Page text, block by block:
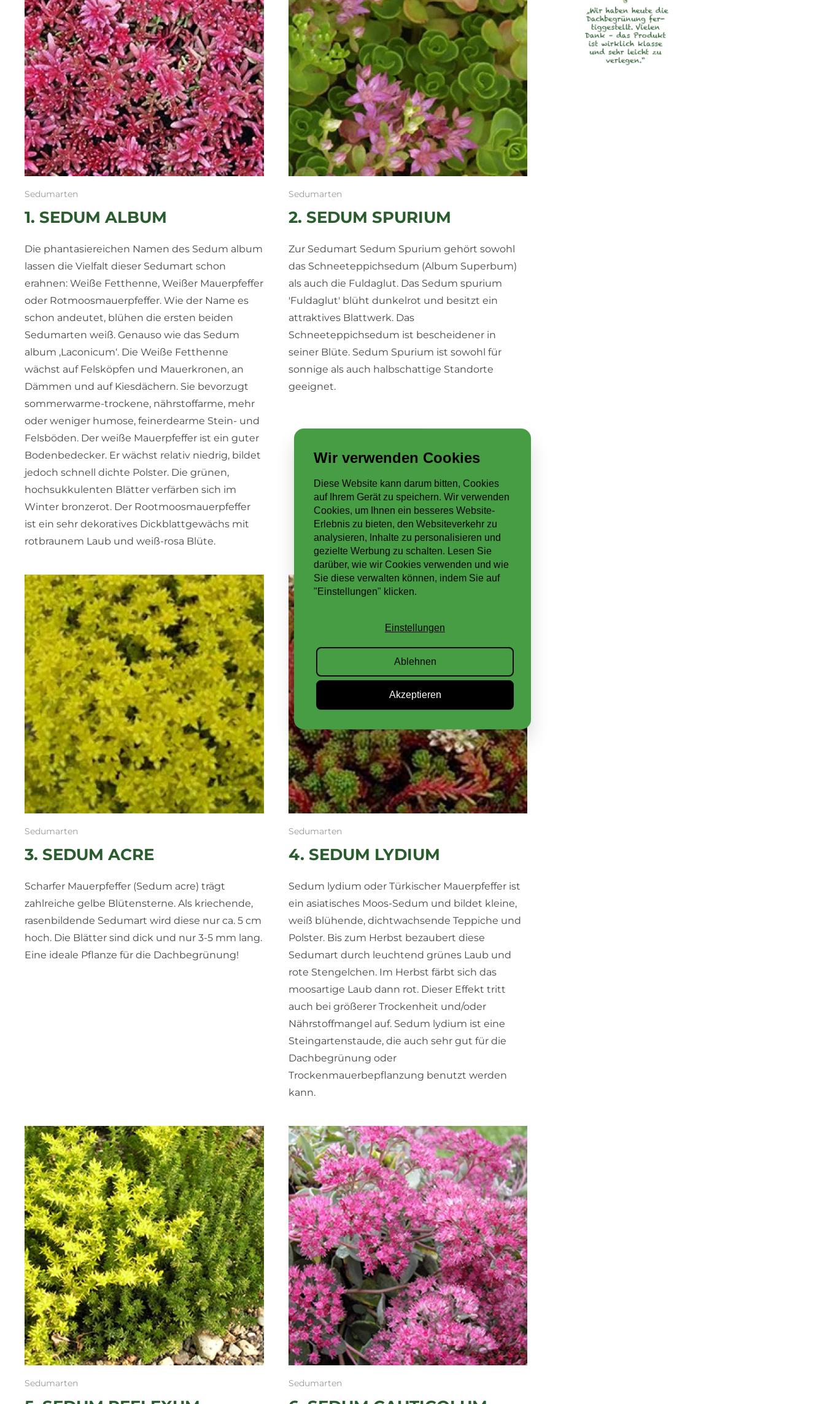
Sedumarten
1. SEDUM ALBUM
Die phantasiereichen Namen des Sedum album
lassen die Vielfalt dieser Sedumart schon
erahnen: Weiße Fetthenne, Weißer Mauerpfeffer
oder Rotmoosmauerpfeffer. Wie der Name es
schon andeutet, blühen die ersten beiden
Sedumarten weiß. Genauso wie das Sedum
album ‚Laconicum‘. Die Weiße Fetthenne
wächst auf Felsköpfen und Mauerkronen, an
Dämmen und auf Kiesdächern. Sie bevorzugt
sommerwarme-trockene, nährstoffarme, mehr
oder weniger humose, feinerdearme Stein- und
Felsböden. Der weiße Mauerpfeffer ist ein guter
Bodenbedecker. Er wächst relativ niedrig, bildet
jedoch schnell dichte Polster. Die grünen,
hochsukkulenten Blätter verfärben sich im
Winter bronzerot. Der Rootmoosmauerpfeffer
ist ein sehr dekoratives Dickblattgewächs mit
rotbraunem Laub und weiß-rosa Blüte.
Sedumarten
2. SEDUM SPURIUM
Zur Sedumart Sedum Spurium gehört sowohl
das Schneeteppichsedum (Album Superbum)
als auch die Fuldaglut. Das Sedum spurium
'Fuldaglut' blüht dunkelrot und besitzt ein
attraktives Blattwerk. Das
Schneeteppichsedum ist bescheidener in
seiner Blüte. Sedum Spurium ist sowohl für
sonnige als auch halbschattige Standorte
geeignet.
Sedumarten
3. SEDUM ACRE
Scharfer Mauerpfeffer (Sedum acre) trägt
zahlreiche gelbe Blütensterne. Als kriechende,
rasenbildende Sedumart wird diese nur ca. 5 cm
hoch. Die Blätter sind dick und nur 3-5 mm lang.
Eine ideale Pflanze für die Dachbegrünung!
Sedumarten
4. SEDUM LYDIUM
Sedum lydium oder Türkischer Mauerpfeffer ist
ein asiatisches Moos-Sedum und bildet kleine,
weiß blühende, dichtwachsende Teppiche und
Polster. Bis zum Herbst bezaubert diese
Sedumart durch leuchtend grünes Laub und
rote Stengelchen. Im Herbst färbt sich das
moosartige Laub dann rot. Dieser Effekt tritt
auch bei größerer Trockenheit und/oder
Nährstoffmangel auf. Sedum lydium ist eine
Steingartenstaude, die auch sehr gut für die
Dachbegrünung oder
Trockenmauerbepflanzung benutzt werden
kann.
Sedumarten Sedumarten
Wir verwenden Cookies
Diese Website kann darum bitten, Cookies
auf Ihrem Gerät zu speichern. Wir verwenden
Cookies, um Ihnen ein besseres Website-
Erlebnis zu bieten, den Websiteverkehr zu
analysieren, Inhalte zu personalisieren und
gezielte Werbung zu schalten. Lesen Sie
darüber, wie wir Cookies verwenden und wie
Sie diese verwalten können, indem Sie auf
"Einstellungen" klicken.
Einstellungen
Ablehnen
Akzeptieren